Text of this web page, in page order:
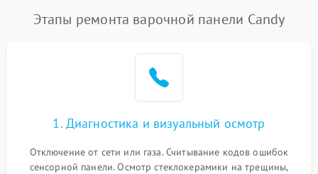
Этапы ремонта варочной панели Candy
1. Диагностика и визуальный осмотр
Отключение от сети или газа. Считывание кодов ошибок
сенсорной панели. Осмотр стеклокерамики на трещины,